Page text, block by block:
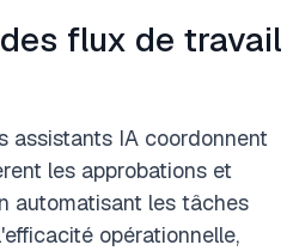
flux de travail
assistants IA coordonnent
les approbations et
automatisant les tâches
opérationnelle,